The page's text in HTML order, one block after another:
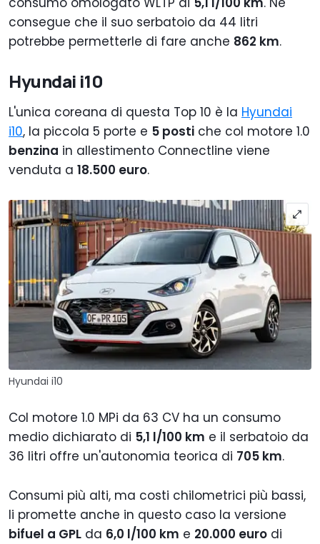
consegue che il suo serbatoio da 44 litri
potrebbe permetterle di fare anche 862 km.
Hyundai i10
L'unica coreana di questa Top 10 è la Hyundai
i10, la piccola 5 porte e 5 posti che col motore 1.0
benzina in allestimento Connectline viene
venduta a 18.500 euro.
Hyundai i10
Col motore 1.0 MPi da 63 CV ha un consumo
medio dichiarato di 5,1 l/100 km e il serbatoio da
36 litri offre un'autonomia teorica di 705 km.
Consumi più alti, ma costi chilometrici più bassi,
li promette anche in questo caso la versione
bifuel a GPL da 6,0 l/100 km e 20.000 euro di